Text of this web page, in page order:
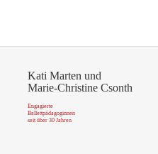
Kati Marten und
Marie-Christine Csonth
Engagierte
Ballettpädagoginnen
seit über 30 Jahren